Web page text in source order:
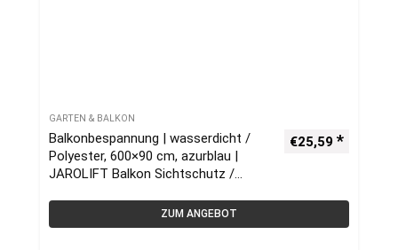
GARTEN & BALKON
Balkonbespannung | wasserdicht /
Polyester, 600×90 cm, azurblau |
JAROLIFT Balkon Sichtschutz /
€25,59
ZUM ANGEBOT